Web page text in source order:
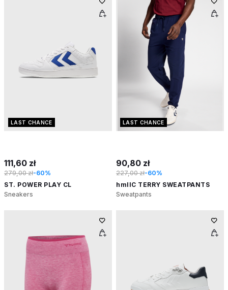
LAST CHANCE
111,60 zł
279,00 zł-60%
ST. POWER PLAY CL
Sneakers
LAST CHANCE
90,80 zł
227,00 zł-60%
hmlIC TERRY SWEATPANTS
Sweatpants